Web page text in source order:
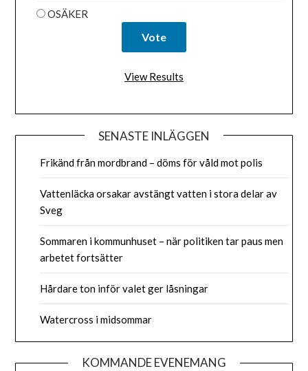
OSÄKER
View Results
SENASTE INLÄGGEN
Frikänd från mordbrand – döms för våld mot polis
Vattenläcka orsakar avstängt vatten i stora delar av
Sveg
Sommaren i kommunhuset – när politiken tar paus men
arbetet fortsätter
Hårdare ton inför valet ger låsningar
Watercross i midsommar
KOMMANDE EVENEMANG